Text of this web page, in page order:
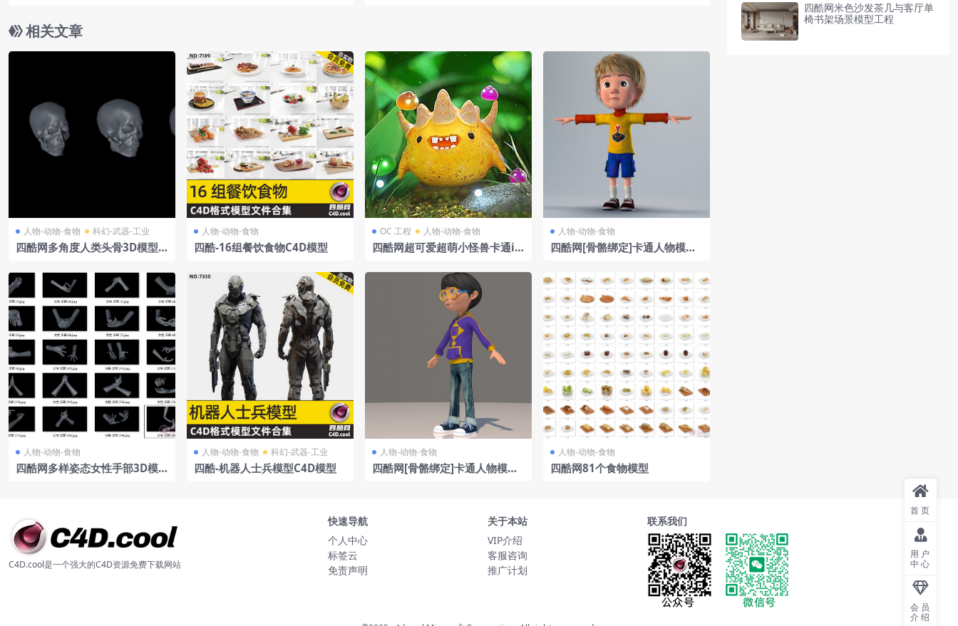
相关文章
人物-动物-食物 科幻-武器-工业
四酷网多角度人类头骨3D模型C
人物-动物-食物
四酷-16组餐饮食物C4D模型
OC 工程 人物-动物-食物
四酷网超可爱超萌小怪兽卡通ip
人物-动物-食物
四酷网[骨骼绑定]卡通人物模型
人物-动物-食物
四酷网多样姿态女性手部3D模
人物-动物-食物 科幻-武器-工业
四酷-机器人士兵模型C4D模型
人物-动物-食物
四酷网[骨骼绑定]卡通人物模型
人物-动物-食物
四酷网81个食物模型
四酷网米色沙发茶几与客厅单
椅书架场景模型工程
C4D.cool是一个强大的C4D资源免费下载网站
快速导航
个人中心
标签云
免责声明
关于本站
VIP介绍
客服咨询
推广计划
联系我们
首页
用户
中心
会员
介绍